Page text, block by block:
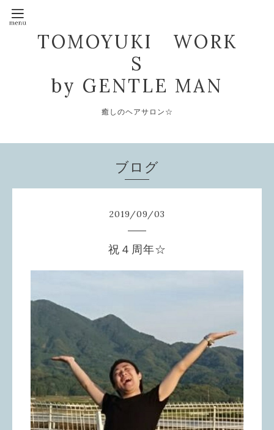
TOMOYUKI WORK
S
by GENTLE MAN
癒しのヘアサロン☆
ブログ
2019/09/03
祝４周年☆